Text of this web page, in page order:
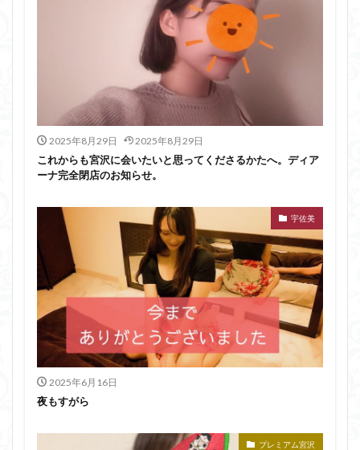
2025年8月29日 2025年8月29日
これからも宮沢に会いたいと思ってくださるかたへ。ディア
ーナ完全閉店のお知らせ。
宇佐美
2025年6月16日
夜もすがら
プレミアム宮沢